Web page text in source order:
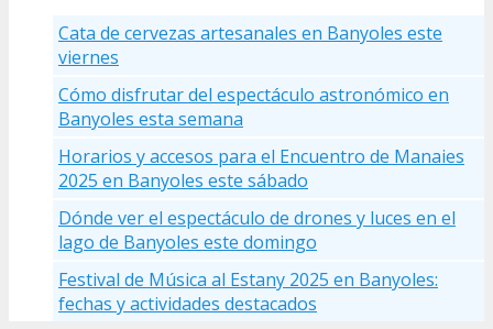
Cata de cervezas artesanales en Banyoles este
viernes
Cómo disfrutar del espectáculo astronómico en
Banyoles esta semana
Horarios y accesos para el Encuentro de Manaies
2025 en Banyoles este sábado
Dónde ver el espectáculo de drones y luces en el
lago de Banyoles este domingo
Festival de Música al Estany 2025 en Banyoles:
fechas y actividades destacados